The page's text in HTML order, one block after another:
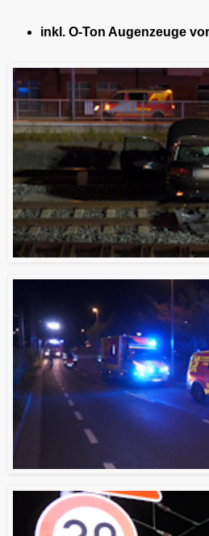
inkl. O-Ton Augenzeuge